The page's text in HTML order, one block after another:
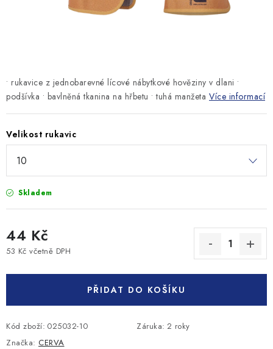
Obchodní podmínky
GDPR
• rukavice z jednobarevné lícové nábytkové hověziny v dlani •
podšívka • bavlněná tkanina na hřbetu • tuhá manžeta Více informací
Velikost rukavic
Skladem
44 Kč
53 Kč včetně DPH
PŘIDAT DO KOŠÍKU
Kód zboží: 025032-10 Záruka: 2 roky
Značka: CERVA